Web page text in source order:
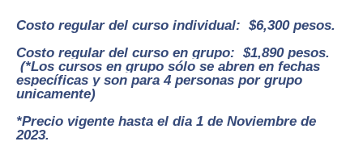
Costo regular del curso individual: $6,300 pesos.
Costo regular del curso en grupo: $1,890 pesos.
(*Los cursos en grupo sólo se abren en fechas
específicas y son para 4 personas por grupo
unicamente)
*Precio vigente hasta el dia 1 de Noviembre de
2023.